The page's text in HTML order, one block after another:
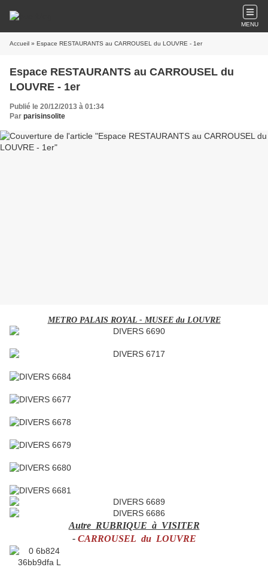
MENU
Accueil » Espace RESTAURANTS au CARROUSEL du LOUVRE - 1er
Espace RESTAURANTS au CARROUSEL du
LOUVRE - 1er
Publié le 20/12/2013 à 01:34
Par parisinsolite
METRO PALAIS ROYAL - MUSEE du LOUVRE
Autre RUBRIQUE à VISITER
- CARROUSEL du LOUVRE